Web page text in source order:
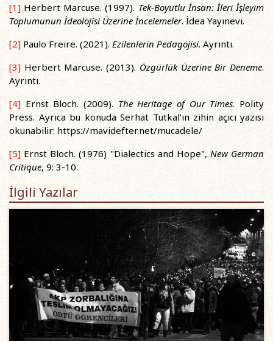
[1] Herbert Marcuse. (1997). Tek-Boyutlu İnsan: İleri İşleyim
Toplumunun İdeolojisi Üzerine İncelemeler. İdea Yayınevi.
[2] Paulo Freire. (2021). Ezilenlerin Pedagojisi. Ayrıntı.
[3] Herbert Marcuse. (2013). Özgürlük Üzerine Bir Deneme.
Ayrıntı.
[4] Ernst Bloch. (2009). The Heritage of Our Times. Polity
Press. Ayrıca bu konuda Serhat Tutkal’ın zihin açıcı yazısı
okunabilir: https://mavidefter.net/mucadele/
[5] Ernst Bloch. (1976) "Dialectics and Hope", New German
Critique, 9: 3-10.
İlgili Yazılar